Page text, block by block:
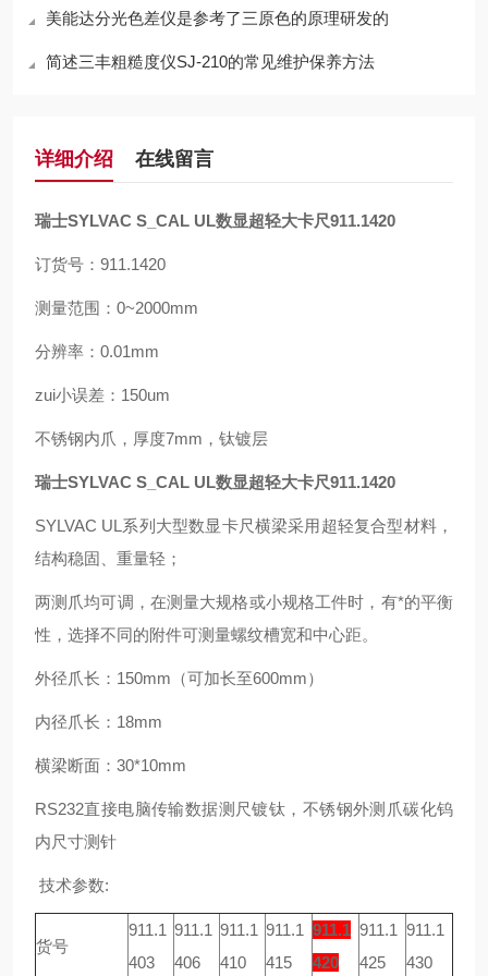
美能达分光色差仪是参考了三原色的原理研发的
简述三丰粗糙度仪SJ-210的常见维护保养方法
详细介绍 在线留言
瑞士SYLVAC S_CAL UL数显超轻大卡尺911.1420
订货号：911.1420
测量范围：0~2000mm
分辨率：0.01mm
zui小误差：150um
不锈钢内爪，厚度7mm，钛镀层
瑞士SYLVAC S_CAL UL数显超轻大卡尺911.1420
SYLVAC UL系列大型数显卡尺横梁采用超轻复合型材料，
结构稳固、重量轻；
两测爪均可调，在测量大规格或小规格工件时，有*的平衡
性，选择不同的附件可测量螺纹槽宽和中心距。
外径爪长：150mm（可加长至600mm）
内径爪长：18mm
横梁断面：30*10mm
RS232直接电脑传输数据测尺镀钛，不锈钢外测爪碳化钨
内尺寸测针
技术参数:
货号
911.1
403
911.1
406
911.1
410
911.1
415
911.1
420
911.1
425
911.1
430